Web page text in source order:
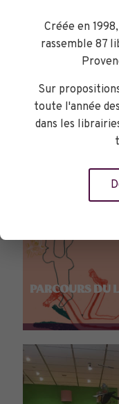
PARCOURS DU
Créée en
rassemble 87
Sur
toute l'année
dans les